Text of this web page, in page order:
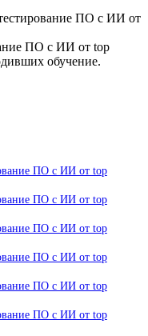
ПО с ИИ от
ПО с ИИ от top
обучение.
ПО с ИИ от top
ПО с ИИ от top
ПО с ИИ от top
ПО с ИИ от top
ПО с ИИ от top
ПО с ИИ от top